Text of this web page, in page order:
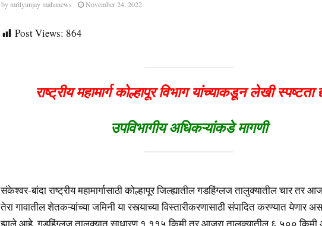
bymrityunjay mahanews November 24, 2022
Post Views: 864
राष्ट्रीय महामार्ग कोल्हापूर विभाग यांच्याकडून लेखी स्पष्टता
उपविभागीय अधिकऱ्यांकडे मागणी
संकेश्वर-बांदा राष्ट्रीय महामार्गासाठी कोल्हापूर जिल्ह्यातील गडहिंग्लज तालुक्यातील चार तर
तेरा गावातील शेतकऱ्यांच्या जमिनी या रस्त्याच्या विस्तारीकरणासाठी संपादित करण्यात येणार
झाले आहे. गडहिंग्लज तालुक्यात साधारण १.११५ किमी तर आजरा तालुक्यातील ६.५०० किमी